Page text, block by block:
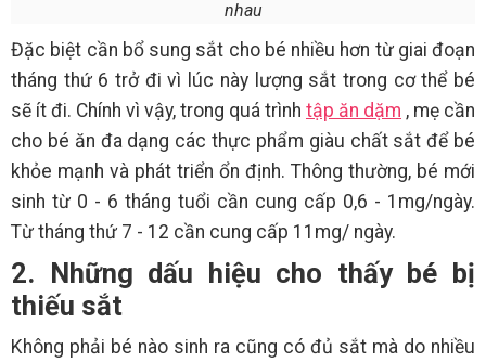
nhau
Đặc biệt cần bổ sung sắt cho bé nhiều hơn từ giai đoạn
tháng thứ 6 trở đi vì lúc này lượng sắt trong cơ thể bé
sẽ ít đi. Chính vì vậy, trong quá trình tập ăn dặm , mẹ cần
cho bé ăn đa dạng các thực phẩm giàu chất sắt để bé
khỏe mạnh và phát triển ổn định. Thông thường, bé mới
sinh từ 0 - 6 tháng tuổi cần cung cấp 0,6 - 1mg/ngày.
Từ tháng thứ 7 - 12 cần cung cấp 11mg/ ngày.
2. Những dấu hiệu cho thấy bé bị
thiếu sắt
Không phải bé nào sinh ra cũng có đủ sắt mà do nhiều